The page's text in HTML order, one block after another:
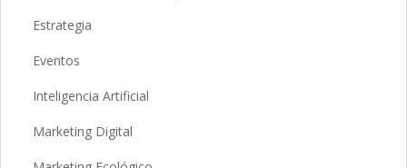
Estrategia
Eventos
Inteligencia Artificial
Marketing Digital